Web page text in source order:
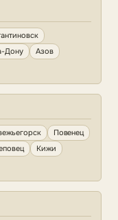
Дону
Азов
Повенец
Кижи